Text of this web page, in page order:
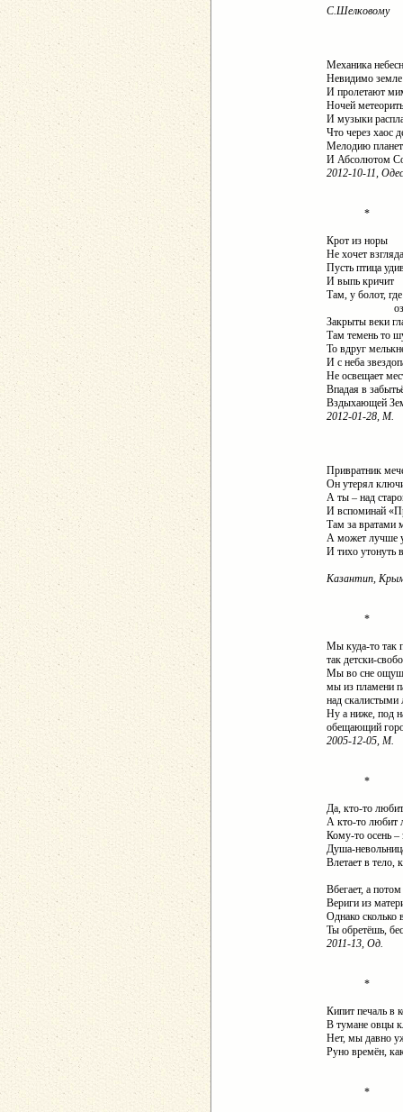
С.Шелковому
Механика
Невидимо
И пролетают
Ночей
И музыки
Что через хаос
Мелодию планет
И Абсолютом
2012-10-11,
*
Крот из норы
Не хочет
Пусть птица
И выпь кричит
Там, у болот,
Закрыты веки
Там темень то
То вдруг
И c неба
Не освещает
Впадая в
Вздыхающей
2012-01-28, М.
Привратник
Он утерял
А ты – над
И вспоминай
Там за вратами
А может лучше
И тихо утонуть
Казантип,
*
Мы куда-то так
так детски-
Мы во сне
мы из пламени
над
Ну а ниже, под
обещающий
2005-12-05, М.
*
Да, кто-то
А кто-то любит
Кому-то осень
Душа-
Влетает в тело,
Вбегает, а
Вериги из
Однако сколько
Ты обретёшь,
2011-13, Од.
*
Кипит печаль в
В тумане овцы
Нет, мы давно
Руно времён,
*